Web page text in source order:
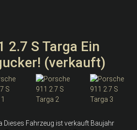
2.7 S Targa Ein
(verkauft)
Dieses Fahrzeug ist verkauft Baujahr